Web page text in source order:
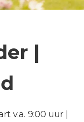
|
v.a. 9:00 uur |